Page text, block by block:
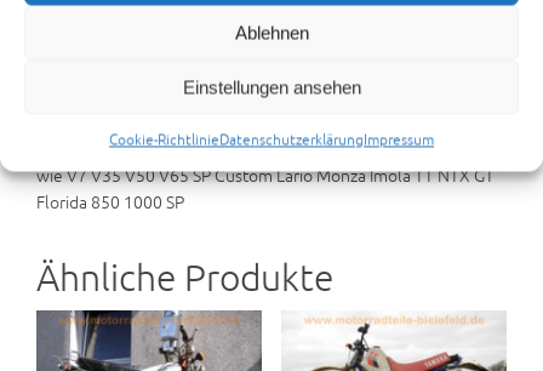
Ablehnen
Einstellungen ansehen
Cookie-RichtlinieDatenschutzerklärungImpressum
Beschreibung
Moto Guzzi V65 PG Ur-Modell 1982 Ersatzteile
wie V7 V35 V50 V65 SP Custom Lario Monza Imola TT NTX GT
Florida 850 1000 SP
Ähnliche Produkte